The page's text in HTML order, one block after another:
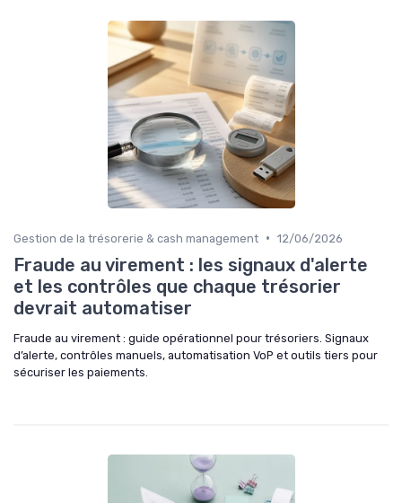
Gestion de la trésorerie & cash management • 12/06/2026
Fraude au virement : les signaux d'alerte
et les contrôles que chaque trésorier
devrait automatiser
Fraude au virement : guide opérationnel pour trésoriers. Signaux
d’alerte, contrôles manuels, automatisation VoP et outils tiers pour
sécuriser les paiements.